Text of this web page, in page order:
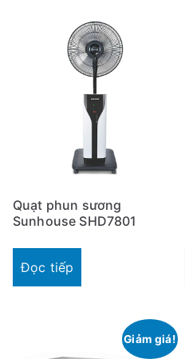
Quạt phun sương
Sunhouse SHD7801
Đọc tiếp
Giảm giá!